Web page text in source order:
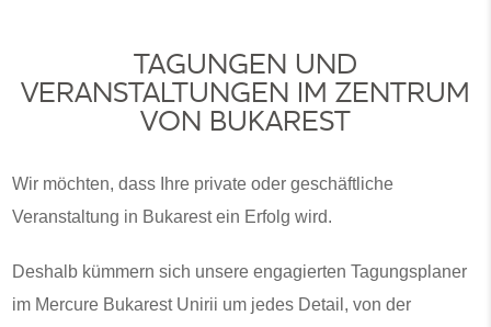
TAGUNGEN UND
VERANSTALTUNGEN IM ZENTRUM
VON BUKAREST
Wir möchten, dass Ihre private oder geschäftliche
Veranstaltung in Bukarest ein Erfolg wird.
Deshalb kümmern sich unsere engagierten Tagungsplaner
im Mercure Bukarest Unirii um jedes Detail, von der